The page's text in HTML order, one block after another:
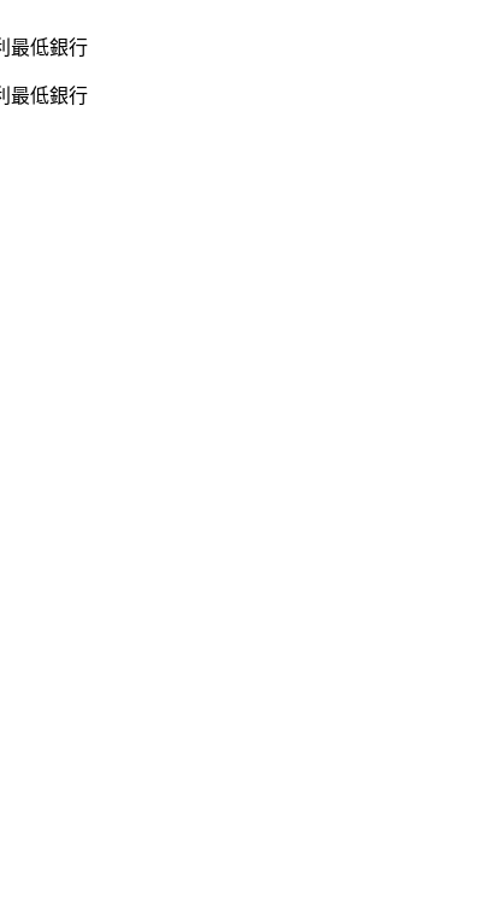
最低銀行
最低銀行